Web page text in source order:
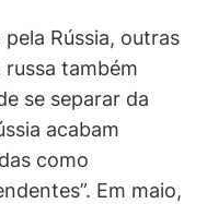
Rússia, outras
russa também
se separar da
acabam
como
Em maio,